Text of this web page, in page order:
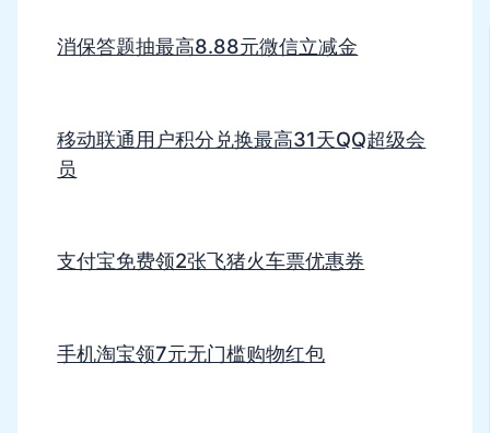
消保答题抽最高8.88元微信立减金
移动联通用户积分兑换最高31天QQ超级会
员
支付宝免费领2张飞猪火车票优惠券
手机淘宝领7元无门槛购物红包